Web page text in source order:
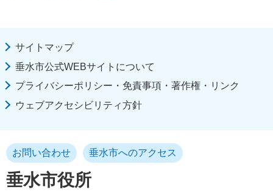
サイトマップ
垂水市公式WEBサイトについて
プライバシーポリシー・免責事項・著作権・リンク
ウェブアクセシビリティ方針
垂水市役所
お問い合わせ 垂水市へのアクセス